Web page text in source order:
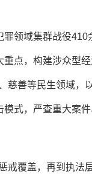
罪领域集群战役
重点，构建涉众型
慈善等民生领域，
模式，严查重大案
戒覆盖，再到执法